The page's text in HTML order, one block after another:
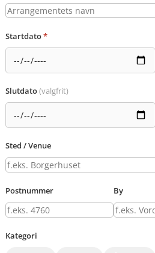
Startdato*
Slutdato(valgfrit)
Sted / Venue
Postnummer By
Kategori